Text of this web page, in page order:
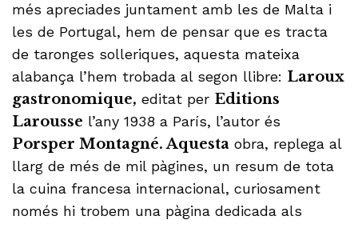
més apreciades juntament amb les de Malta i
les de Portugal, hem de pensar que es tracta
de taronges solleriques, aquesta mateixa
alabança l’hem trobada al segon llibre: Laroux
gastronomique, editat per Editions
Larousse l’any 1938 a París, l’autor és
Porsper Montagné. Aquesta obra, replega al
llarg de més de mil pàgines, un resum de tota
la cuina francesa internacional, curiosament
només hi trobem una pàgina dedicada als